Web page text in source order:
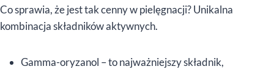
Co sprawia, że jest tak cenny w pielęgnacji? Unikalna
kombinacja składników aktywnych.
Gamma-oryzanol – to najważniejszy składnik,